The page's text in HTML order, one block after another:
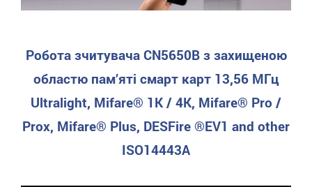
Робота зчитувача CN5650B з захищеною
областю пам’яті смарт карт 13,56 МГц
Ultralight, Mifare® 1K / 4K, Mifare® Pro /
Prox, Mifare® Plus, DESFire ®EV1 and other
ISO14443A